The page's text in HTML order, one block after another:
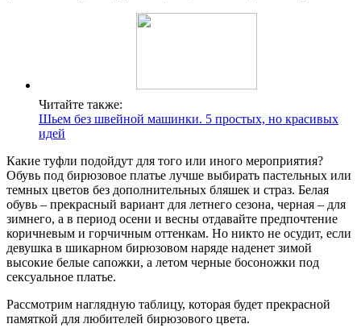
Читайте также:
Шьем без швейной машинки. 5 простых, но красивых
идей
Какие туфли подойдут для того или иного мероприятия?
Обувь под бирюзовое платье лучше выбирать пастельных или
темных цветов без дополнительных бляшек и страз. Белая
обувь – прекрасный вариант для летнего сезона, черная – для
зимнего, а в период осени и весны отдавайте предпочтение
коричневым и горчичным оттенкам. Но никто не осудит, если
девушка в шикарном бирюзовом наряде наденет зимой
высокие белые сапожки, а летом черные босоножки под
сексуальное платье.
Рассмотрим наглядную таблицу, которая будет прекрасной
памяткой для любителей бирюзового цвета.